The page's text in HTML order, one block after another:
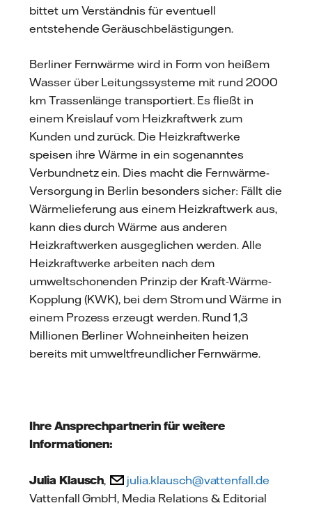
bittet um Verständnis für eventuell
entstehende Geräuschbelästigungen.
Berliner Fernwärme wird in Form von heißem
Wasser über Leitungssysteme mit rund 2000
km Trassenlänge transportiert. Es fließt in
einem Kreislauf vom Heizkraftwerk zum
Kunden und zurück. Die Heizkraftwerke
speisen ihre Wärme in ein sogenanntes
Verbundnetz ein. Dies macht die Fernwärme-
Versorgung in Berlin besonders sicher: Fällt die
Wärmelieferung aus einem Heizkraftwerk aus,
kann dies durch Wärme aus anderen
Heizkraftwerken ausgeglichen werden. Alle
Heizkraftwerke arbeiten nach dem
umweltschonenden Prinzip der Kraft-Wärme-
Kopplung (KWK), bei dem Strom und Wärme in
einem Prozess erzeugt werden. Rund 1,3
Millionen Berliner Wohneinheiten heizen
bereits mit umweltfreundlicher Fernwärme.
Ihre Ansprechpartnerin für weitere
Informationen:
Julia Klausch,
julia.klausch@vattenfall.de
Vattenfall GmbH, Media Relations & Editorial